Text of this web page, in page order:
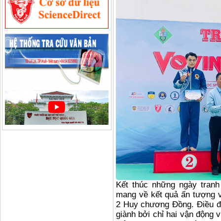
Kết thúc những ngày
mang về kết quả ấn tượng
2 Huy chương Đồng. Điều
giành bởi chỉ hai vận động